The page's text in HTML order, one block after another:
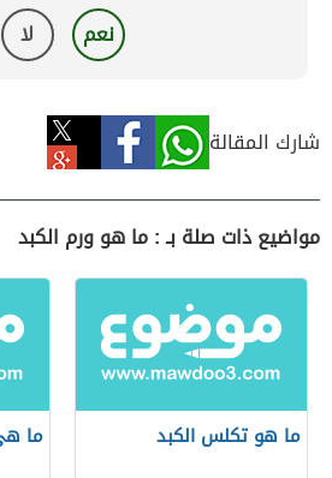
نعم لا
شارك المقالة
مواضيع ذات صلة بـ : ما هو ورم الكبد
ما هو تكلس الكبد ما